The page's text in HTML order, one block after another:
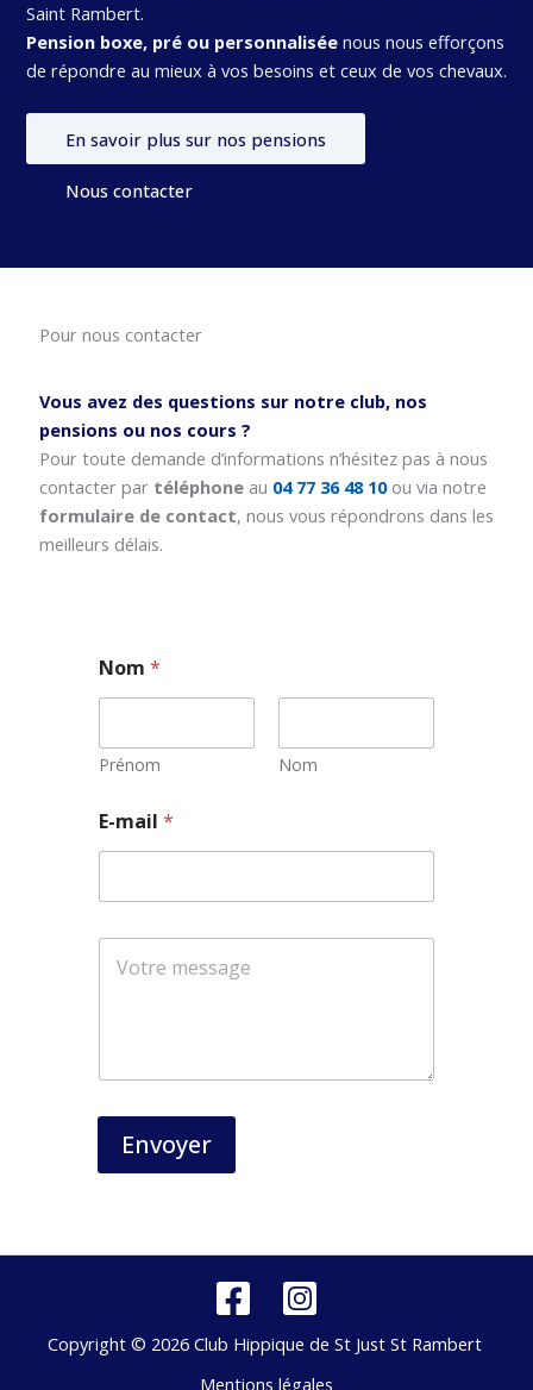
Saint Rambert.
Pension boxe, pré ou personnaliséenous nous efforçons
de répondre au mieux à vos besoins et ceux de vos chevaux.
En savoir plus sur nos pensions
Nous contacter
Pour nous contacter
Vous avez des questions sur notre club, nos
pensions ou nos cours ?
Pour toute demande d’informations n’hésitez pas à nous
contacter par téléphoneau 04 77 36 48 10 ou via notre
formulaire de contact, nous vous répondrons dans les
meilleurs délais.
Nom*
Prénom Nom
*
E-mail*
Envoyer
Copyright © 2026 Club Hippique de St Just St Rambert
Mentions légales